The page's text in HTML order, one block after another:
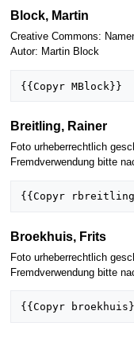
Block, Martin
Creative Commons:
Autor: Martin Block
Breitling, Rainer
Foto urheberrechtlich
Fremdverwendung bitte
Broekhuis, Frits
Foto urheberrechtlich
Fremdverwendung bitte